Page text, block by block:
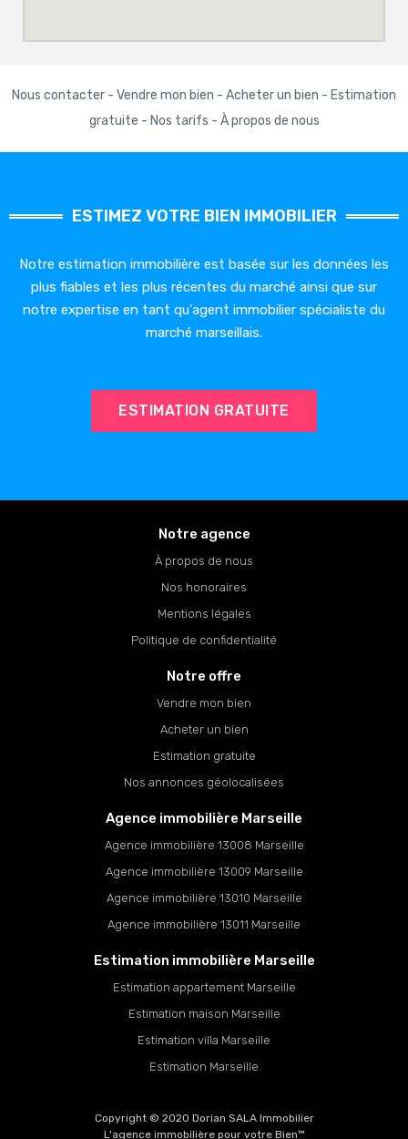
Nous contacter - Vendre mon bien - Acheter un bien - Estimation
gratuite - Nos tarifs - À propos de nous
ESTIMEZ VOTRE BIEN IMMOBILIER
Notre estimation immobilière est basée sur les données les
plus fiables et les plus récentes du marché ainsi que sur
notre expertise en tant qu'agent immobilier spécialiste du
marché marseillais.
ESTIMATION GRATUITE
Notre agence
À propos de nous
Nos honoraires
Mentions légales
Politique de confidentialité
Notre offre
Vendre mon bien
Acheter un bien
Estimation gratuite
Nos annonces géolocalisées
Agence immobilière Marseille
Agence immobilière 13008 Marseille
Agence immobilière 13009 Marseille
Agence immobilière 13010 Marseille
Agence immobilière 13011 Marseille
Estimation immobilière Marseille
Estimation appartement Marseille
Estimation maison Marseille
Estimation villa Marseille
Estimation Marseille
Copyright © 2020 Dorian SALA Immobilier
L'agence immobilière pour votre Bien™